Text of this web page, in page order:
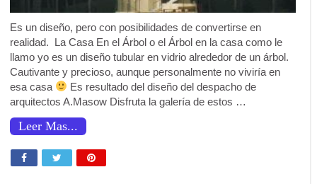
Es un diseño, pero con posibilidades de convertirse en
realidad. La Casa En el Árbol o el Árbol en la casa como le
llamo yo es un diseño tubular en vidrio alrededor de un árbol.
Cautivante y precioso, aunque personalmente no viviría en
esa casa
Es resultado del diseño del despacho de
arquitectos A.Masow Disfruta la galería de estos …
Leer Mas...